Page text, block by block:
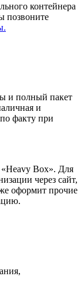
контейнера
позвоните
и полный пакет
и
факту при
Box». Для
через сайт,
оформит прочие